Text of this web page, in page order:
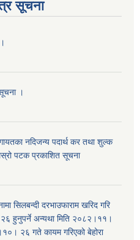
सूचना
।
नदिजन्य पदार्थ कर तथा शुल्क
पटक प्रकाशित सूचना
सिलबन्दी दरभाउफाराम खरिद गरि
हुनुपर्ने अन्यथा मिति २०८२।११।
२६ गते कायम गरिएको बेहोरा